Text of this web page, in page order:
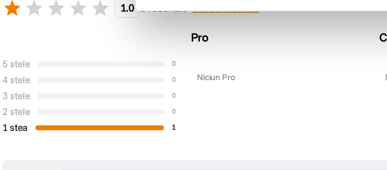
1.0 1 recenzie Scrie o recenzie
5 stele 0
4 stele 0
3 stele 0
2 stele 0
1 stea 1
Pro
Niciun Pro